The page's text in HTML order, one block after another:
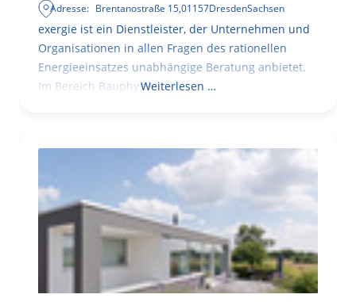
Adresse: Brentanostraße 15,01157DresdenSachsen
exergie ist ein Dienstleister, der Unternehmen und
Organisationen in allen Fragen des rationellen
Energieeinsatzes unabhängige Beratung anbietet.
Im Bereich BauphysikWeiterlesen …